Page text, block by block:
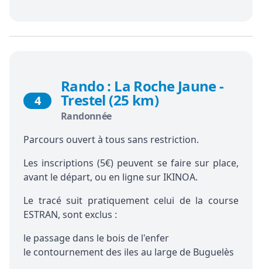
4
Rando : La Roche Jaune -
Trestel (25 km)
Randonnée
Parcours ouvert à tous sans restriction.
Les inscriptions (5€) peuvent se faire sur place,
avant le départ, ou en ligne sur IKINOA.
Le tracé suit pratiquement celui de la course
ESTRAN, sont exclus :
le passage dans le bois de l'enfer
le contournement des iles au large de Buguelès